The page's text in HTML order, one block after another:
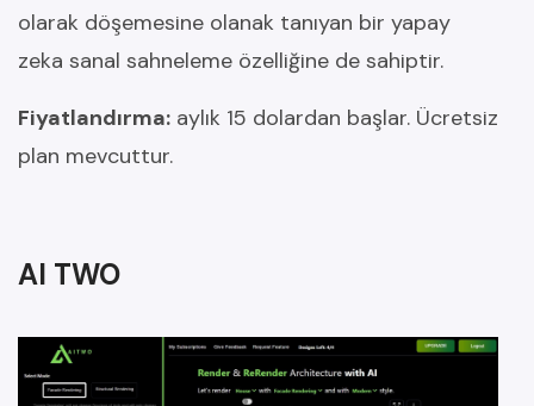
olarak döşemesine olanak tanıyan bir yapay
zeka sanal sahneleme özelliğine de sahiptir.
Fiyatlandırma: aylık 15 dolardan başlar. Ücretsiz
plan mevcuttur.
AI TWO